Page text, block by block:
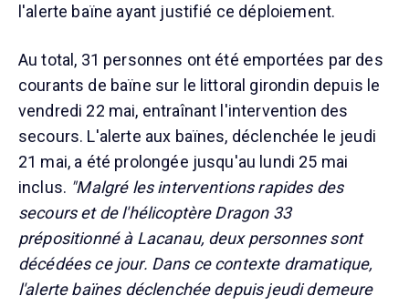
l'alerte baïne ayant justifié ce déploiement.
Au total, 31 personnes ont été emportées par des
courants de baïne sur le littoral girondin depuis le
vendredi 22 mai, entraînant l'intervention des
secours. L'alerte aux baïnes, déclenchée le jeudi
21 mai, a été prolongée jusqu'au lundi 25 mai
inclus. "Malgré les interventions rapides des
secours et de l'hélicoptère Dragon 33
prépositionné à Lacanau, deux personnes sont
décédées ce jour. Dans ce contexte dramatique,
l'alerte baïnes déclenchée depuis jeudi demeure